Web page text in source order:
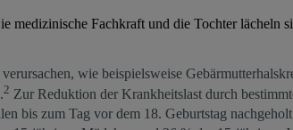
wie beispielsweise
2 Zur Reduktion der Krankheitslast durch
bis zum Tag vor dem 18. Geburtstag